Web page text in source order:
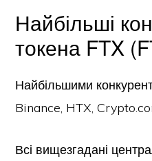
Найбільші
токена FTX
Найбільшими
Binance, HTX,
Всі вищезгадані